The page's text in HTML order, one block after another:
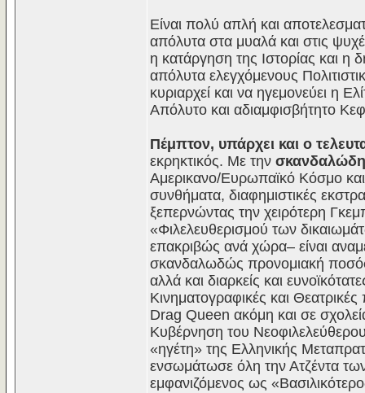
Είναι πολύ απλή και
απόλυτα στα μυαλά και στις
η κατάργηση της Ιστορίας και η
απόλυτα ελεγχόμενους
κυριαρχεί και να ηγεμονεύει η
Απόλυτο και αδιαμφισβήτητο
Πέμπτον, υπάρχει και ο
εκρηκτικός. Με την
Αμερικανο/Ευρωπαϊκό Κόσμο και
συνθήματα, διαφημιστικές
ξεπερνώντας την χειρότερη
«Φιλελευθερισμού των
επακριβώς ανά χώρα– είναι
σκανδαλωδώς προνομιακή
αλλά και διαρκείς και
Κινηματογραφικές και
Drag Queen ακόμη και σε
Κυβέρνηση του
«ηγέτη» της Ελληνικής
ενσωμάτωσε όλη την Ατζέντα
εμφανιζόμενος ως